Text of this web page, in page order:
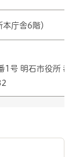
庁舎6階）
1号 明石市役所